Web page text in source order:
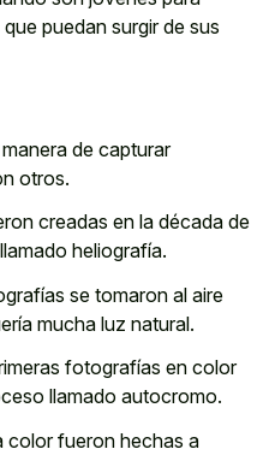
quepuedan surgirde sus
de capturar
otros.
creadas en la década de
heliografía.
se tomaron al aire
mucha luz natural.
fotografías en color
llamado autocromo.
color fueron hechas a